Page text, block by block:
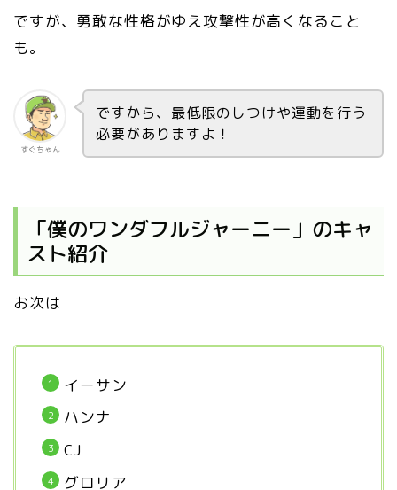
ですが、勇敢な性格がゆえ攻撃性が高くなること
も。
すぐちゃん
ですから、最低限のしつけや運動を行う
必要がありますよ！
「僕のワンダフルジャーニー」のキャ
スト紹介
お次は
イーサン
ハンナ
CJ
グロリア